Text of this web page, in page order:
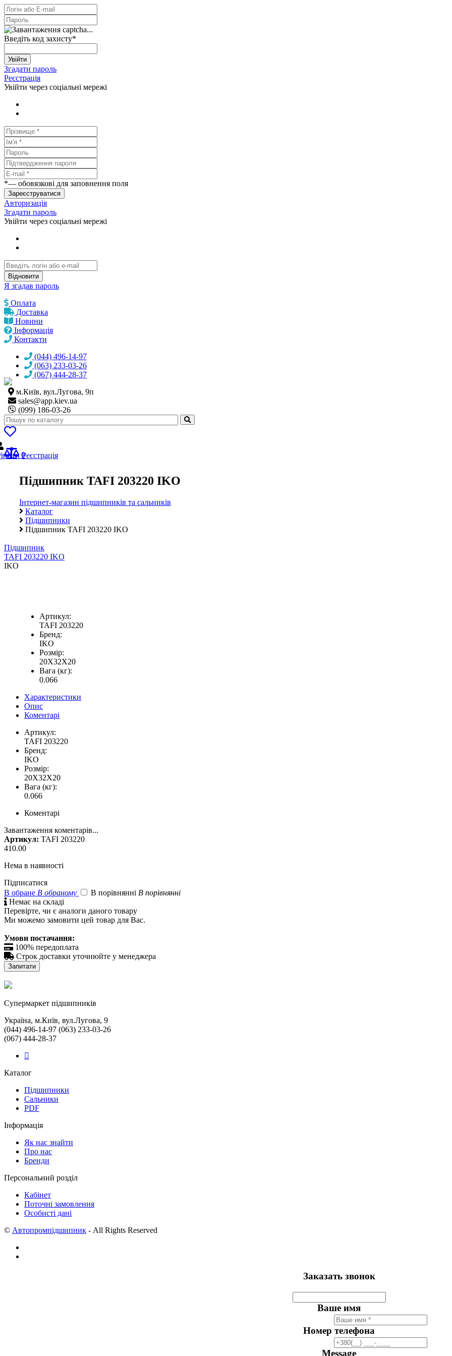
Введіть код захисту*
Увійти
Згадати пароль
Реєстрація
Увійти через соціальні мережі
*— обовязкові для заповнення поля
Зареєструватися
Авторизація
Згадати пароль
Увійти через соціальні мережі
Відновити
Я згадав пароль
Оплата
Доставка
Новини
Інформація
Контакти
(044) 496-14-97
(063) 233-03-26
(067) 444-28-37
м.Київ, вул.Лугова, 9п
sales@app.kiev.ua
(099) 186-03-26
0
Реєстрація
Підшипник TAFI 203220 IKO
Інтернет-магазин підшипників та сальників
Каталог
Підшипники
Підшипник TAFI 203220 IKO
Підшипник
TAFI 203220 IKO
IKO
Артикул:
TAFI 203220
Бренд:
IKO
Розмір:
20X32X20
Вага (кг):
0.066
Характеристики
Опис
Коментарі
Артикул:
TAFI 203220
Бренд:
IKO
Розмір:
20X32X20
Вага (кг):
0.066
Коментарі
Завантаження коментарів...
Артикул: TAFI 203220
410.00
Нема в наявності
Підписатися
В обране В обраному В порівнянні В порівнянні
 Немає на складі
Перевірте, чи є аналоги даного товару
Ми можемо замовити цей товар для Вас.
Умови постачання:
 100% передоплата
 Строк доставки уточнюйте у менеджера
Запитати
Cупермаркет підшипників
Україна, м.Київ, вул.Лугова, 9
(044) 496-14-97 (063) 233-03-26
(067) 444-28-37
Каталог
Підшипники
Сальники
PDF
Інформація
Як нас знайти
Про нас
Бренди
Персональний розділ
Кабінет
Поточні замовлення
Особисті дані
© Автопромпідшипник - All Rights Reserved
Заказать звонок
Ваше имя
Номер телефона
Message